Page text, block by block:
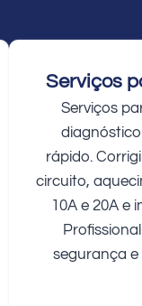
Serviços
Serviços
rápido.
circuito,
10A e 20A e
segurança